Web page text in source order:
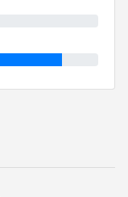
niet ?Daarnaast
hoeken..
schoolmails,
sportclub,
En uiteindelijk
invullen, afspraak
informeren.